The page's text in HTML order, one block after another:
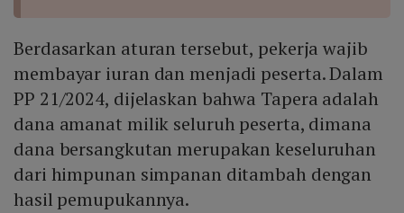
Berdasarkan aturan tersebut, pekerja wajib
membayar iuran dan menjadi peserta. Dalam
PP 21/2024, dijelaskan bahwa Tapera adalah
dana amanat milik seluruh peserta, dimana
dana bersangkutan merupakan keseluruhan
dari himpunan simpanan ditambah dengan
hasil pemupukannya.